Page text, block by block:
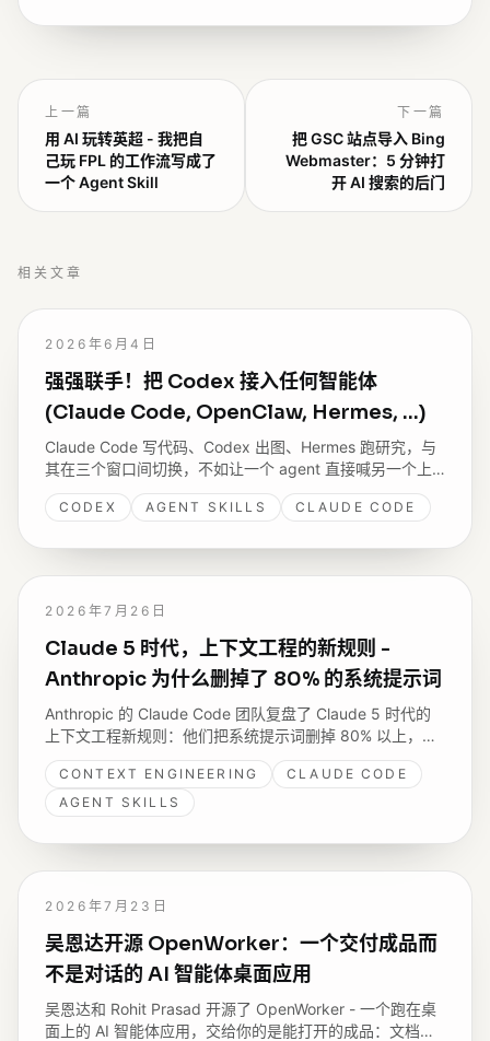
上一篇
用 AI 玩转英超 - 我把自
己玩 FPL 的工作流写成了
一个 Agent Skill
下一篇
把 GSC 站点导入 Bing
Webmaster：5 分钟打
开 AI 搜索的后门
相关文章
2026年6月4日
强强联手！把 Codex 接入任何智能体
(Claude Code, OpenClaw, Hermes, ...)
Claude Code 写代码、Codex 出图、Hermes 跑研究，与
其在三个窗口间切换，不如让一个 agent 直接喊另一个上
场。聊聊我做的 codex-cli skill：用 codex exec 把 Codex
CLI 包成可装能力，任何 agent 装上就能委托并把它藏起来
CODEX AGENT SKILLS CLAUDE CODE
2026年7月26日
Claude 5 时代，上下文工程的新规则 -
Anthropic 为什么删掉了 80% 的系统提示词
Anthropic 的 Claude Code 团队复盘了 Claude 5 时代的
上下文工程新规则：他们把系统提示词删掉 80% 以上，编
码评测却没有可测的下降。这篇读完来分享六组“过去 → 现
在”的变化，以及我照着新规则改自己开源 Skills 的两处实
践。
CONTEXT ENGINEERING
CLAUDE CODE
AGENT SKILLS
2026年7月23日
吴恩达开源 OpenWorker：一个交付成品而
不是对话的 AI 智能体桌面应用
吴恩达和 Rohit Prasad 开源了 OpenWorker - 一个跑在桌
面上的 AI 智能体应用，交给你的是能打开的成品：文档、